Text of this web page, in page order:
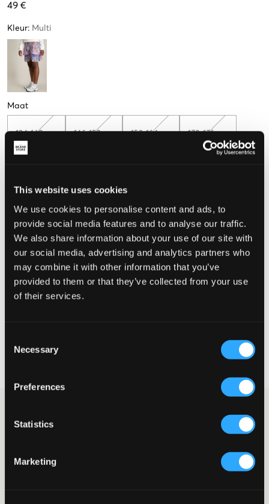
This website uses cookies
We use cookies to personalise content and ads, to
provide social media features and to analyse our traffic.
We also share information about your use of our site with
our social media, advertising and analytics partners who
may combine it with other information that you’ve
provided to them or that they’ve collected from your use
of their services.
Selection
Necessary
Preferences
Statistics
Marketing
49 €
Kleur: Multi
Maat
134-140 cm 146-152 cm 158-164 cm 170-176 cm
De maat lijkt
Te klein Perfect Te groot
MAATTABEL
Snelle levering
elastische band. Combineer deze graag met een effen top,
Ruches